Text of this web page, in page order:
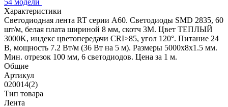
Характеристики
Светодиодная лента RT серии A60. Светодиоды SMD 2835, 60
шт/м, белая плата шириной 8 мм, скотч 3M. Цвет ТЕПЛЫЙ
3000K, индекс цветопередачи CRI>85, угол 120°. Питание 24
В, мощность 7.2 Вт/м (36 Вт на 5 м). Размеры 5000x8x1.5 мм.
Мин. отрезок 100 мм, 6 светодиодов. Цена за 1 м.
Общие
Артикул
020014(2)
Тип товара
Лента